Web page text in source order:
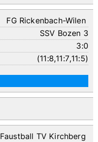
FG Rickenbach-Wilen
SSV Bozen 3
3:0
(11:8,11:7,11:5)
Faustball TV Kirchberg